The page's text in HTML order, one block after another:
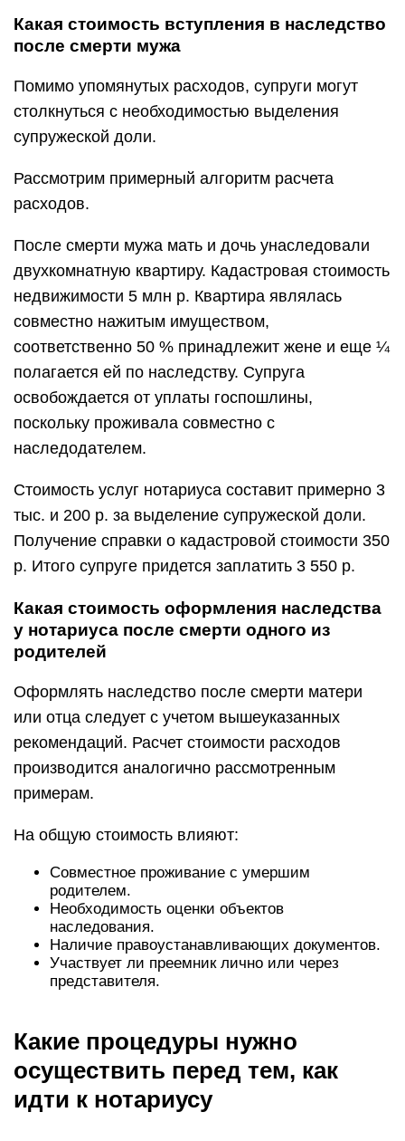
Какая стоимость вступления в наследство
после смерти мужа
Помимо упомянутых расходов, супруги могут
столкнуться с необходимостью выделения
супружеской доли.
Рассмотрим примерный алгоритм расчета
расходов.
После смерти мужа мать и дочь унаследовали
двухкомнатную квартиру. Кадастровая стоимость
недвижимости 5 млн р. Квартира являлась
совместно нажитым имуществом,
соответственно 50 % принадлежит жене и еще ¼
полагается ей по наследству. Супруга
освобождается от уплаты госпошлины,
поскольку проживала совместно с
наследодателем.
Стоимость услуг нотариуса составит примерно 3
тыс. и 200 р. за выделение супружеской доли.
Получение справки о кадастровой стоимости 350
р. Итого супруге придется заплатить 3 550 р.
Какая стоимость оформления наследства
у нотариуса после смерти одного из
родителей
Оформлять наследство после смерти матери
или отца следует с учетом вышеуказанных
рекомендаций. Расчет стоимости расходов
производится аналогично рассмотренным
примерам.
На общую стоимость влияют:
Совместное проживание с умершим
родителем.
Необходимость оценки объектов
наследования.
Наличие правоустанавливающих документов.
Участвует ли преемник лично или через
представителя.
Какие процедуры нужно
осуществить перед тем, как
идти к нотариусу